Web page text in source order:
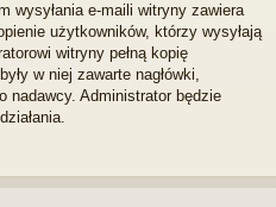
wysyłania e-maili witryny zawiera
użytkowników, którzy wysyłają
witryny pełną kopię
w niej zawarte nagłówki,
nadawcy. Administrator będzie